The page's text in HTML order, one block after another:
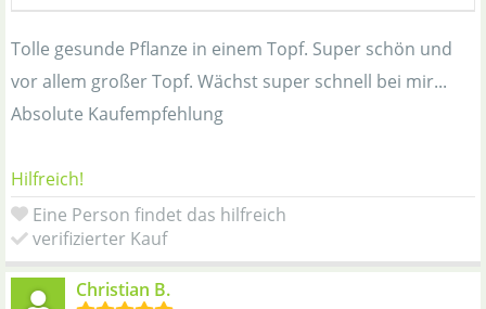
Tolle gesunde Pflanze in einem Topf. Super schön und
vor allem großer Topf. Wächst super schnell bei mir...
Absolute Kaufempfehlung
Hilfreich!
Eine Person findet das hilfreich
verifizierter Kauf
Christian B.